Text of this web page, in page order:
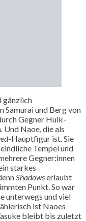
gänzlich
Samurai und Berg von
Gegner Hulk-
Und Naoe, die als
-Hauptfigur ist. Sie
Tempel und
Gegner:innen
starkes
Shadowserlaubt
Punkt. So war
unterwegs und viel
ist Naoes
bleibt bis zuletzt